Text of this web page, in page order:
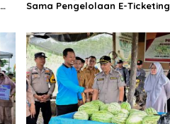
Sama Pengelolaan E-Ticketing